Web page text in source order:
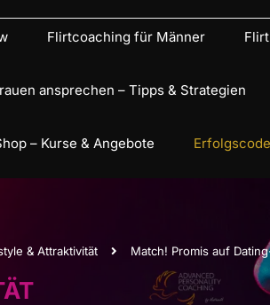
Flirtcoaching für Männer
ansprechen – Tipps & Strategien
– Kurse & Angebote
& Attraktivität Match! Promis auf